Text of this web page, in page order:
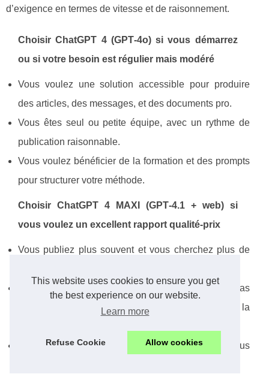
This website uses cookies to ensure you get
the best experience on our website.
Learn more
Refuse Cookie Allow cookies
d’exigence en termes de vitesse et de raisonnement.
Choisir ChatGPT 4 (GPT‑4o) si vous démarrez
ou si votre besoin est régulier mais modéré
Vous voulez une solution accessible pour produire
des articles, des messages, et des documents pro.
Vous êtes seul ou petite équipe, avec un rythme de
publication raisonnable.
Vous voulez bénéficier de la formation et des prompts
pour structurer votre méthode.
Choisir ChatGPT 4 MAXI (GPT‑4.1 + web) si
vous voulez un excellent rapport qualité-prix
Vous publiez plus souvent et vous cherchez plus de
Vous appréciez la recherche web pour certains cas
d’usage (selon les fonctionnalités disponibles dans la
Vous souhaitez une allocation journalière plus